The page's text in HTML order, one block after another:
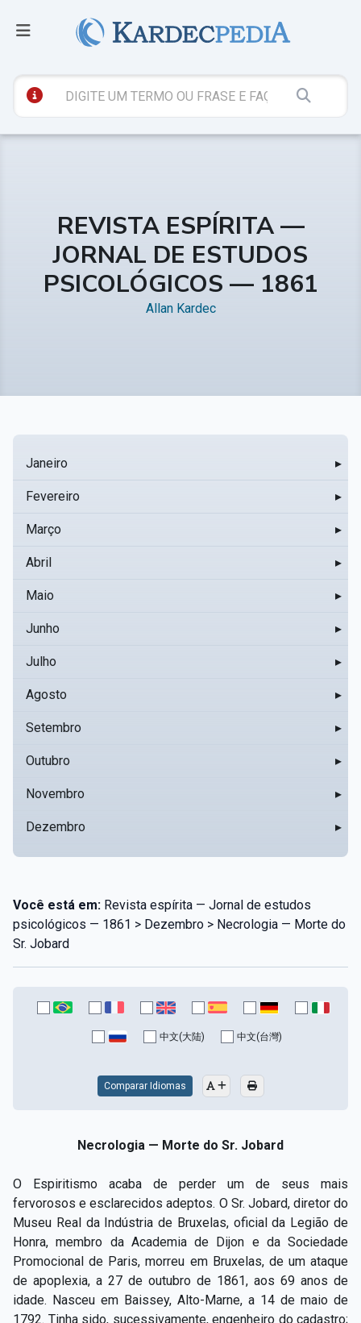
REVISTA ESPÍRITA —
JORNAL DE ESTUDOS
PSICOLÓGICOS — 1861
Allan Kardec
Janeiro ▸
Fevereiro ▸
Março ▸
Abril ▸
Maio ▸
Junho ▸
Julho ▸
Agosto ▸
Setembro ▸
Outubro ▸
Novembro ▸
Dezembro ▸
Você está em: Revista espírita — Jornal de estudos
psicológicos — 1861 > Dezembro > Necrologia — Morte do
Sr. Jobard
中文(大陆) 中文(台灣)
Comparar Idiomas
Necrologia — Morte do Sr. Jobard
O Espiritismo acaba de perder um de seus mais
fervorosos e esclarecidos adeptos. O Sr. Jobard, diretor do
Museu Real da Indústria de Bruxelas, oficial da Legião de
Honra, membro da Academia de Dijon e da Sociedade
Promocional de Paris, morreu em Bruxelas, de um ataque
de apoplexia, a 27 de outubro de 1861, aos 69 anos de
idade. Nasceu em Baissey, Alto-Marne, a 14 de maio de
1792. Tinha sido, sucessivamente, engenheiro do cadastro;